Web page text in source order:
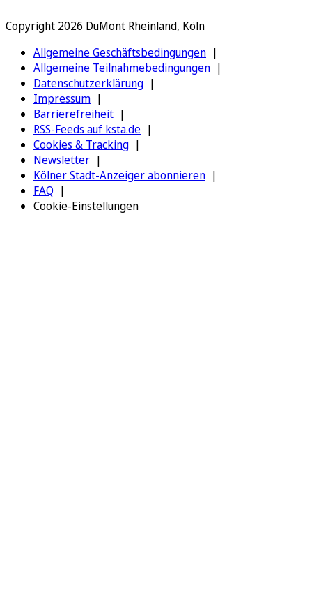
Copyright 2026 DuMont Rheinland, Köln
Allgemeine Geschäftsbedingungen
Allgemeine Teilnahmebedingungen
Datenschutzerklärung
Impressum
Barrierefreiheit
RSS-Feeds auf ksta.de
Cookies & Tracking
Newsletter
Kölner Stadt-Anzeiger abonnieren
FAQ
Cookie-Einstellungen